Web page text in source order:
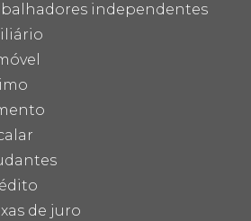
independentes
de juro